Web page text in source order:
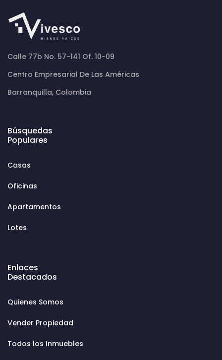
Calle 77b No. 57-141 Of. 10-09
Centro Empresarial De Las Américas
Barranquilla, Colombia
Búsquedas
Populares
Casas
Oficinas
Apartamentos
Lotes
Enlaces
Destacados
Quienes Somos
Vender Propiedad
Todos los Inmuebles